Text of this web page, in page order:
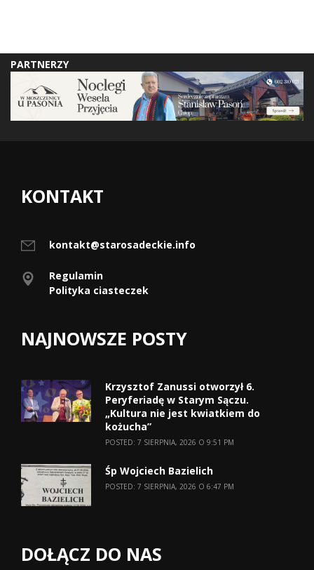
PARTNERZY
KONTAKT
kontakt@starosadeckie.info
Regulamin
Polityka ciasteczek
NAJNOWSZE POSTY
Krzysztof Zanussi otworzył 6.
Peryferiadę w Starym Sączu.
„Kultura nie jest kwiatkiem do
kożucha”
POSTED: 7 SIERPNIA, 2026 O 9:51 PM
Śp Wojciech Bazielich
POSTED: 7 SIERPNIA, 2026 O 6:47 PM
DOŁĄCZ DO NAS